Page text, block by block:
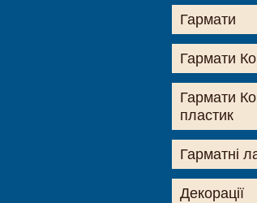
Гармати
Гармати
Гармати
пластик
Гарматні
Декорації